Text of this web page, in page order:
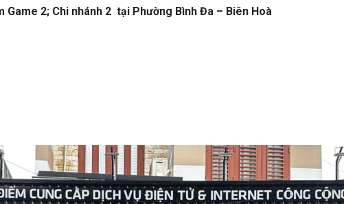
2; Chi nhánh 2 tại Phường Bình Đa – Biên Hoà